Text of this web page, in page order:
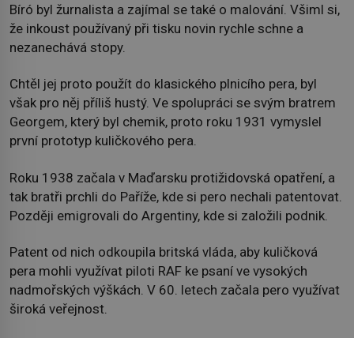
Bíró byl žurnalista a zajímal se také o malování. Všiml si,
že inkoust používaný při tisku novin rychle schne a
nezanechává stopy.
Chtěl jej proto použít do klasického plnicího pera, byl
však pro něj příliš hustý. Ve spolupráci se svým bratrem
Georgem, který byl chemik, proto roku 1931 vymyslel
první prototyp kuličkového pera.
Roku 1938 začala v Maďarsku protižidovská opatření, a
tak bratři prchli do Paříže, kde si pero nechali patentovat.
Později emigrovali do Argentiny, kde si založili podnik.
Patent od nich odkoupila britská vláda, aby kuličková
pera mohli využívat piloti RAF ke psaní ve vysokých
nadmořských výškách. V 60. letech začala pero využívat
široká veřejnost.